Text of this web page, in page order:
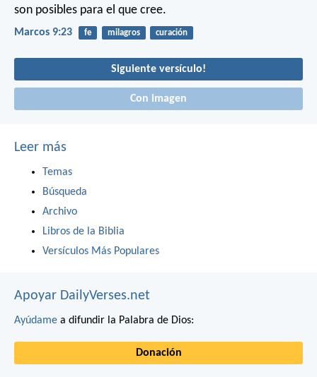
son posibles para el que cree.
Marcos 9:23 fe milagros curación
Siguiente versículo!
Con imagen
Leer más
Temas
Búsqueda
Archivo
Libros de la Biblia
Versículos Más Populares
Apoyar DailyVerses.net
Ayúdame a difundir la Palabra de Dios:
Donación